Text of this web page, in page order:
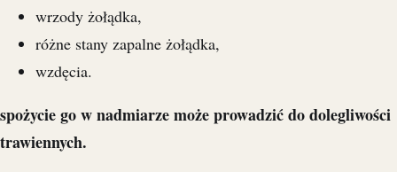
wrzody żołądka,
różne stany zapalne żołądka,
wzdęcia.
spożycie go w nadmiarze może prowadzić do dolegliwości
trawiennych.